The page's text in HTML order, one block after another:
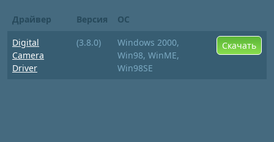
Драйвер Версия
ОС
Digital
Camera
Driver
(3.8.0)
Windows 2000,
Win98, WinME,
Win98SE
Скачать